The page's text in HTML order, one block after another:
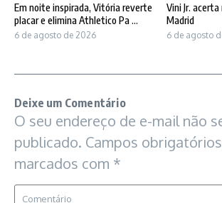
Em noite inspirada, Vitória reverte
placar e elimina Athletico Pa ...
6 de agosto de 2026
Vini Jr.
Madrid
6 de agosto
Deixe um Comentário
O seu endereço de e-mail não
publicado. Campos
marcados com *